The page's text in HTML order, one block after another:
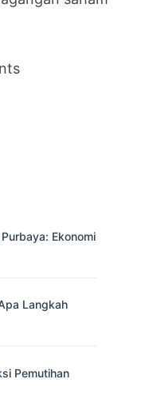
Ekonomi
Langkah
Pemutihan